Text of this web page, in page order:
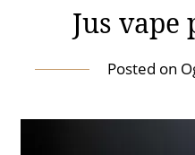
Jus
Posted on